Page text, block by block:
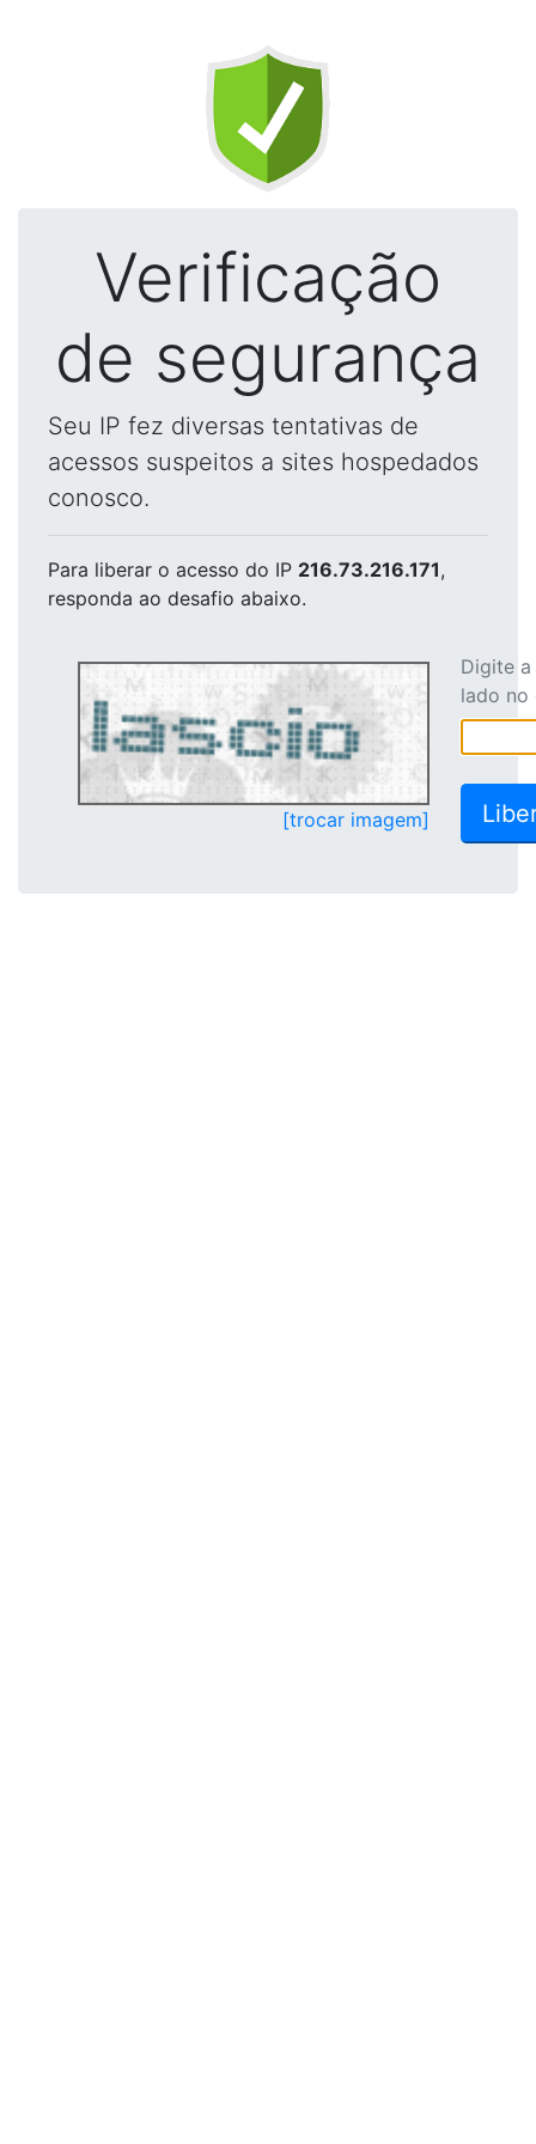
Verificação
de segurança
Seu IP fez diversas tentativas de
acessos suspeitos a sites hospedados
conosco.
Para liberar o acesso do IP 216.73.216.171,
responda ao desafio abaixo.
[trocar imagem]
Digite
lado no